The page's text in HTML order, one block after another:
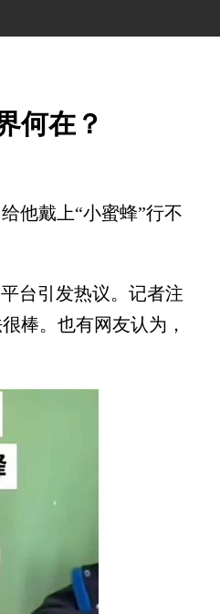
何在？
他戴上“小蜜蜂”行不
台引发热议。记者注
棒。也有网友认为，